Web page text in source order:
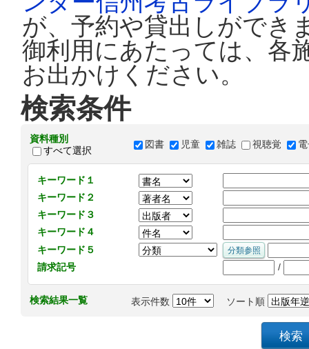
が、予約や貸出しができ
御利用にあたっては、各
お出かけください。
検索条件
資料種別
すべて選択
図書 児童 雑誌 視聴覚
キーワード１
キーワード２
キーワード３
キーワード４
キーワード５
請求記号
/
検索結果一覧 表示件数 ソート順